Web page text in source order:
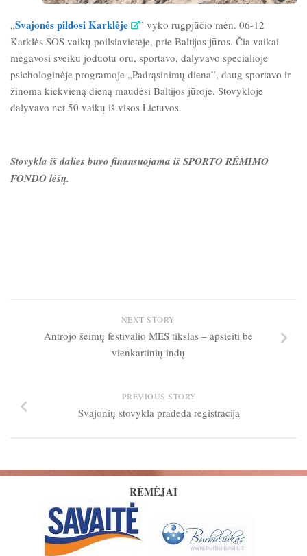
„Svajonės pildosi Karklėje
” vyko rugpjūčio mėn. 06-12
Karklės SOS vaikų poilsiavietėje, prie Baltijos jūros. Čia vaikai
mėgavosi sveiku joduotu oru, sportavo, dalyvavo specialioje
psichologinėje programoje „Padrąsinimų diena”, daug sportavo ir
žinoma kiekvieną dieną maudėsi Baltijos jūroje. Stovykloje
dalyvavo net 50 vaikų iš visos Lietuvos.
Stovykla iš dalies buvo finansuojama iš SPORTO RĖMIMO
FONDO lėšų.
NEXT STORY
Antrojo šeimų festivalio MES tikslas – apsieiti be
vienkartinių indų
PREVIOUS STORY
Svajonių stovykla pradeda registraciją
RĖMĖJAI